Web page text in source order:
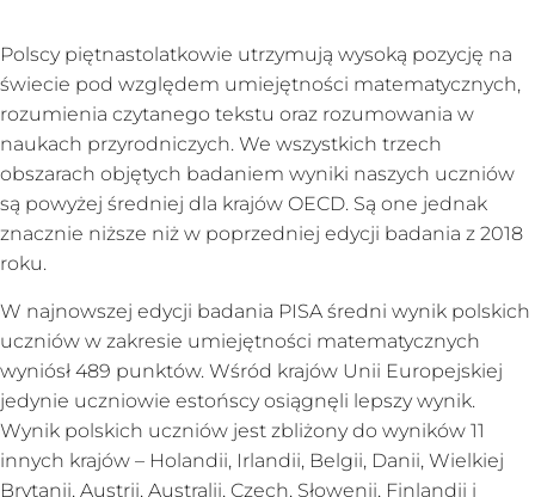
Polscy piętnastolatkowie utrzymują wysoką pozycję na
świecie pod względem umiejętności matematycznych,
rozumienia czytanego tekstu oraz rozumowania w
naukach przyrodniczych. We wszystkich trzech
obszarach objętych badaniem wyniki naszych uczniów
są powyżej średniej dla krajów OECD. Są one jednak
znacznie niższe niż w poprzedniej edycji badania z 2018
roku.
W najnowszej edycji badania PISA średni wynik polskich
uczniów w zakresie umiejętności matematycznych
wyniósł 489 punktów. Wśród krajów Unii Europejskiej
jedynie uczniowie estońscy osiągnęli lepszy wynik.
Wynik polskich uczniów jest zbliżony do wyników 11
innych krajów – Holandii, Irlandii, Belgii, Danii, Wielkiej
Brytanii, Austrii, Australii, Czech, Słowenii, Finlandii i